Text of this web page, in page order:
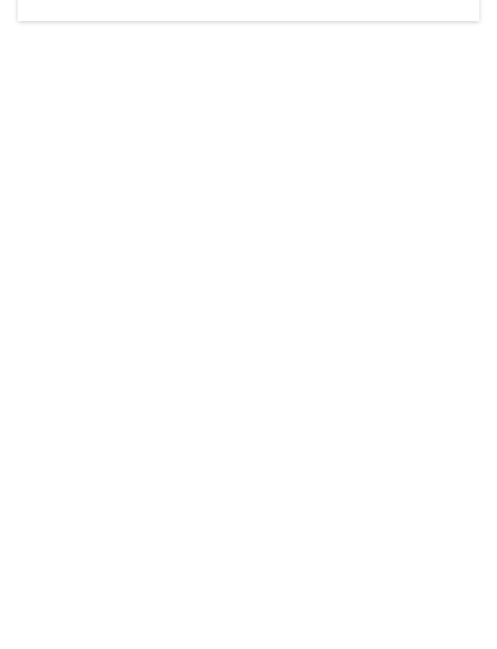
Der Weinbau dominert heute nicht mehr, ist aber integrativer